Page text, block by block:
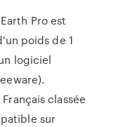
Pro est
poids de 1
logiciel
classée
sur